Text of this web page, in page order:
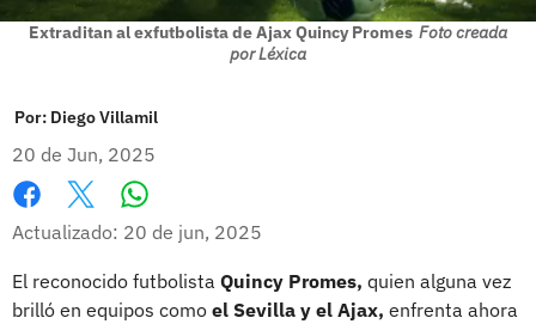
Extraditan al exfutbolista de Ajax Quincy Promes Foto creada
por Léxica
Por: Diego Villamil
20 de Jun, 2025
Facebook
X
Actualizado: 20 de jun, 2025
El reconocido futbolista Quincy Promes, quien alguna vez
brilló en equipos como el Sevilla y el Ajax, enfrenta ahora